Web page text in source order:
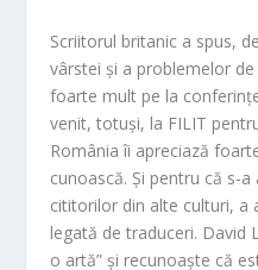
Scriitorul britanic a spus,
vârstei și a problemelor
foarte mult pe la
venit, totuși, la FILIT
România îi apreciază
cunoască. Și pentru că s-
cititorilor din alte culturi, a
legată de traduceri. David
o artă” și recunoaște că